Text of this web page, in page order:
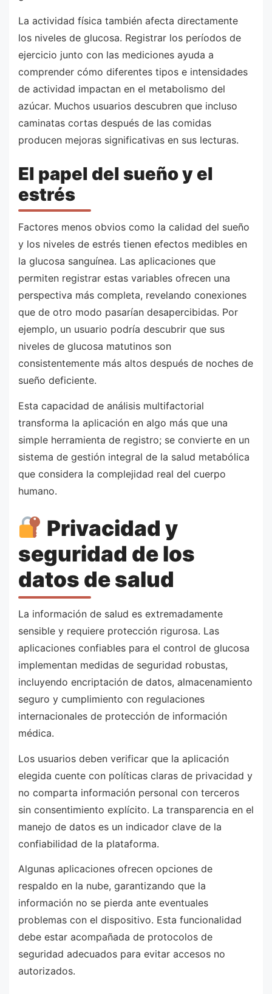
La actividad física también afecta directamente
los niveles de glucosa. Registrar los períodos de
ejercicio junto con las mediciones ayuda a
comprender cómo diferentes tipos e intensidades
de actividad impactan en el metabolismo del
azúcar. Muchos usuarios descubren que incluso
caminatas cortas después de las comidas
producen mejoras significativas en sus lecturas.
El papel del sueño y el
estrés
Factores menos obvios como la calidad del sueño
y los niveles de estrés tienen efectos medibles en
la glucosa sanguínea. Las aplicaciones que
permiten registrar estas variables ofrecen una
perspectiva más completa, revelando conexiones
que de otro modo pasarían desapercibidas. Por
ejemplo, un usuario podría descubrir que sus
niveles de glucosa matutinos son
consistentemente más altos después de noches de
sueño deficiente.
Esta capacidad de análisis multifactorial
transforma la aplicación en algo más que una
simple herramienta de registro; se convierte en un
sistema de gestión integral de la salud metabólica
que considera la complejidad real del cuerpo
humano.
Privacidad y
seguridad de los
datos de salud
La información de salud es extremadamente
sensible y requiere protección rigurosa. Las
aplicaciones confiables para el control de glucosa
implementan medidas de seguridad robustas,
incluyendo encriptación de datos, almacenamiento
seguro y cumplimiento con regulaciones
internacionales de protección de información
médica.
Los usuarios deben verificar que la aplicación
elegida cuente con políticas claras de privacidad y
no comparta información personal con terceros
sin consentimiento explícito. La transparencia en el
manejo de datos es un indicador clave de la
confiabilidad de la plataforma.
Algunas aplicaciones ofrecen opciones de
respaldo en la nube, garantizando que la
información no se pierda ante eventuales
problemas con el dispositivo. Esta funcionalidad
debe estar acompañada de protocolos de
seguridad adecuados para evitar accesos no
autorizados.